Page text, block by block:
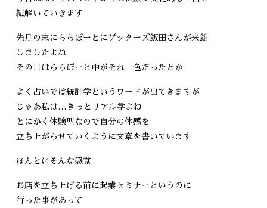
紐解いていきます
先月の末にららぽーとにゲッターズ飯田さんが来館
しましたよね
その日はららぽーと中がそれ一色だったとか
よく占いでは統計学というワードが出てきますが
じゃあ私は…きっとリアル学よね
とにかく体験型なので自分の体感を
立ち上がらせていくように文章を書いています
ほんとにそんな感覚
お店を立ち上げる前に起業セミナーというのに
行った事があって